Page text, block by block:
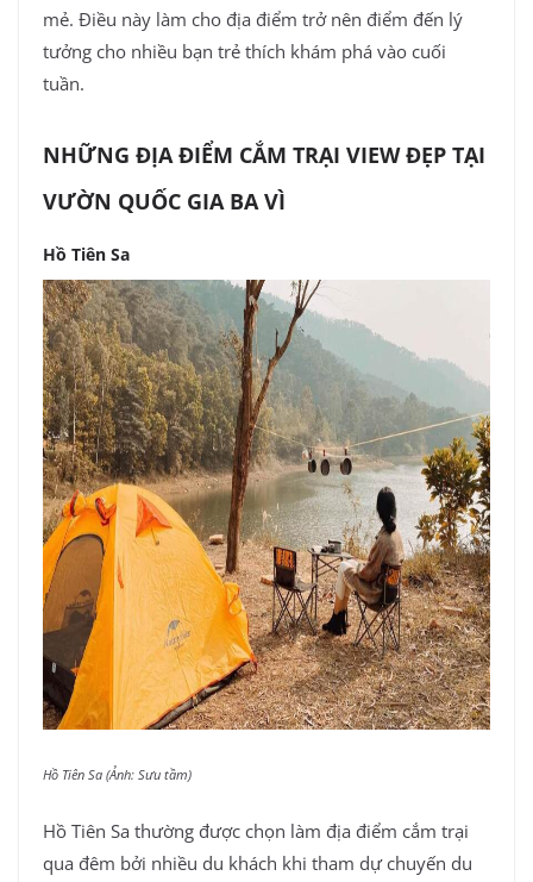
mẻ. Điều này làm cho địa điểm trở nên điểm đến lý
tưởng cho nhiều bạn trẻ thích khám phá vào cuối
tuần.
NHỮNG ĐỊA ĐIỂM CẮM TRẠI VIEW ĐẸP TẠI
VƯỜN QUỐC GIA BA VÌ
Hồ Tiên Sa
Hồ Tiên Sa (Ảnh: Sưu tầm)
Hồ Tiên Sa thường được chọn làm địa điểm cắm trại
qua đêm bởi nhiều du khách khi tham dự chuyến du